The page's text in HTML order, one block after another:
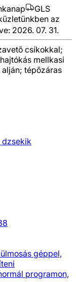
GLS
az
2026. 07. 31.
csíkokkal;
mellkasi
tépőzáras
dzsekik
mosás géppel,
programon,